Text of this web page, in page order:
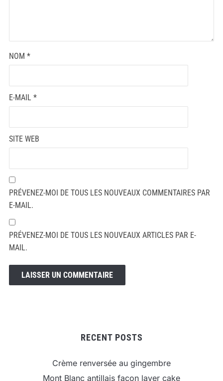
NOM *
E-MAIL *
SITE WEB
PRÉVENEZ-MOI DE TOUS LES NOUVEAUX COMMENTAIRES PAR
E-MAIL.
PRÉVENEZ-MOI DE TOUS LES NOUVEAUX ARTICLES PAR E-
MAIL.
RECENT POSTS
Crème renversée au gingembre
Mont Blanc antillais façon layer cake